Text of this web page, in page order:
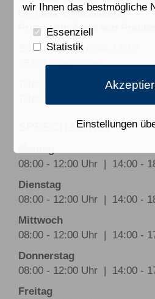
Dr. med. Brita Schäfer
Prinzessin Anna von
Straße der Republik 17-19
65203 Wiesbaden
Telefon: 0611 60 30 85
SPRECHZEITEN
08:00 - 12:00 Uhr | 14:00 -
Dienstag
08:00 - 12:00 Uhr | 14:00 -
Mittwoch
08:00 - 12:00 Uhr | 14:00 -
Donnerstag
08:00 - 12:00 Uhr | 14:00 -
Freitag
wir Ihnen das bestmögliche
Essenziell
Statistik
Einstellungen